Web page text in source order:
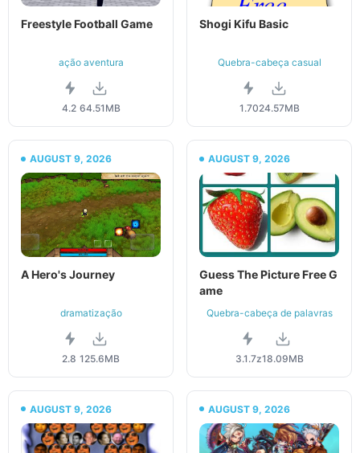
Freestyle Football Game
ação aventura
4.2 64.51MB
Shogi Kifu Basic
Quebra-cabeça casual
1.7024.57MB
AUGUST 9, 2026
A Hero's Journey
dramatização
2.8 125.6MB
AUGUST 9, 2026
Guess The Picture Free G
ame
Quebra-cabeça de palavras
3.1.7z18.09MB
AUGUST 9, 2026 AUGUST 9, 2026